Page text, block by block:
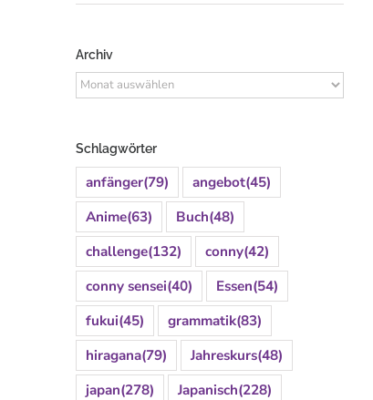
Archiv
Archiv
Schlagwörter
anfänger(79) angebot(45)
Anime(63) Buch(48)
challenge(132) conny(42)
conny sensei(40) Essen(54)
fukui(45) grammatik(83)
hiragana(79) Jahreskurs(48)
japan(278) Japanisch(228)